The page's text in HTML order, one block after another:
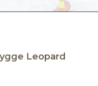
Leopard